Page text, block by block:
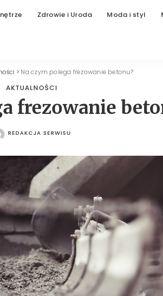
Zdrowie i Uroda Moda i styl
> Na czym polega frezowanie betonu?
AKTUALNOŚCI
frezowanie
POSTED
REDAKCJA SERWISU